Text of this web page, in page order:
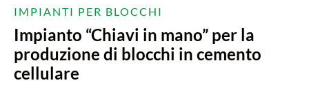
IMPIANTI PER BLOCCHI
Impianto “Chiavi in mano” per la
produzione di blocchi in cemento
cellulare